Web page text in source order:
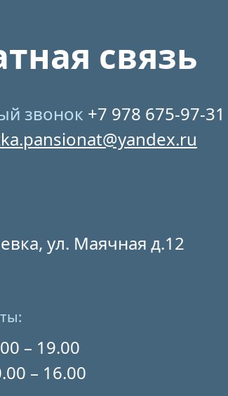
связь
звонок +7 978 675-97-31
ул. Маячная д.12
– 19.00
– 16.00